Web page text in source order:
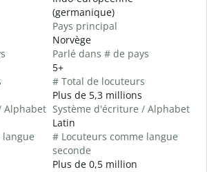
Alphabet
langue
(germanique)
Pays principal
Norvège
Parlé dans # de pays
5+
# Total de locuteurs
Plus de 5,3 millions
Système d'écriture / Alphabet
Latin
# Locuteurs comme langue
seconde
Plus de 0,5 million